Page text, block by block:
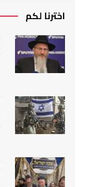
اخترنا لكم